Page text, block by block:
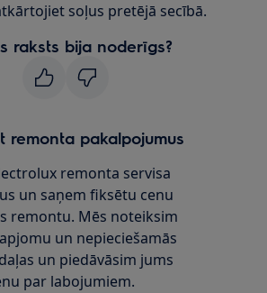
soļus pretējā secībā.
raksts bija noderīgs?
remonta pakalpojumus
remonta servisa
un saņem fiksētu cenu
remontu. Mēs noteiksim
un nepieciešamās
un piedāvāsim jums
par labojumiem.